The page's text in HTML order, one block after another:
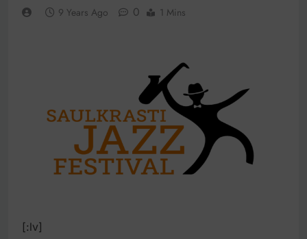
9 Years Ago 0 1 Mins
[:lv]